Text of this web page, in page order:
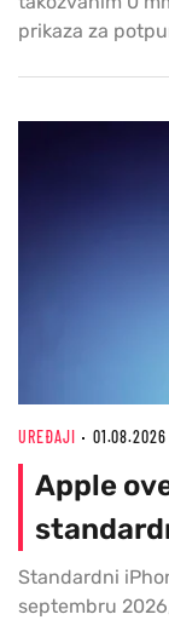
prikaza za
UREĐAJI 01.08.2026
Apple
Standardni
septembru